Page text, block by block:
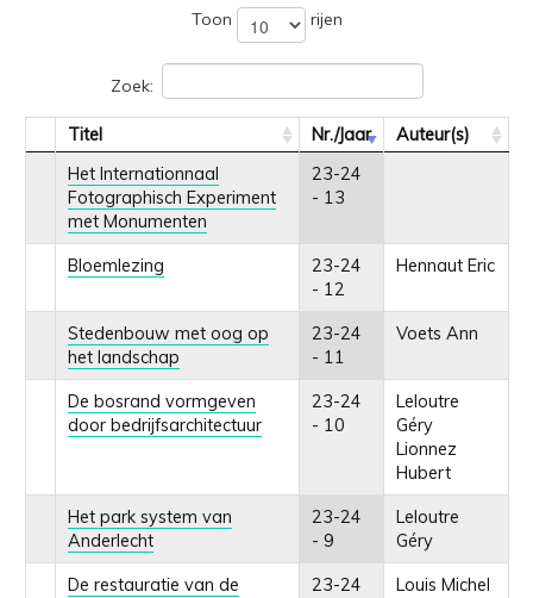
Toon rijen
Zoek:
Titel Nr./Jaar
Auteur(s)
Het Internationnaal
Fotographisch Experiment
met Monumenten
23-24
- 13
Bloemlezing
23-24
- 12
Hennaut Eric
Stedenbouw met oog op
het landschap
23-24
- 11
Voets Ann
De bosrand vormgeven
door bedrijfsarchitectuur
23-24
- 10
Leloutre
Géry
Lionnez
Hubert
Het park system van
Anderlecht
23-24
- 9
Leloutre
Géry
De restauratie van de
23-24
Louis Michel